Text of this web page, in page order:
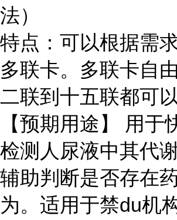
法）
特点：可以根据需
多联卡。多联卡自
二联到十五联都可以
【预期用途】 用于
检测人尿液中其代
辅助判断是否存在
为。适用于禁du机